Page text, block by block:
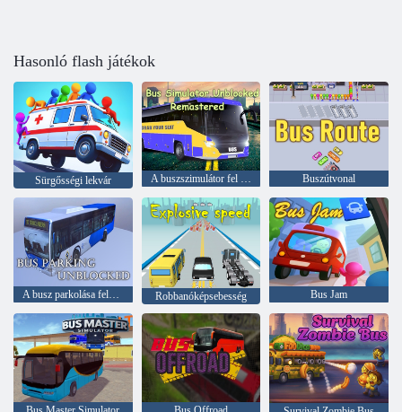
Hasonló flash játékok
Sürgősségi lekvár A buszszimulátor fel nem zárta a remastered Buszútvonal
A busz parkolása feloldhatatlanul Robbanóképsebesség Bus Jam